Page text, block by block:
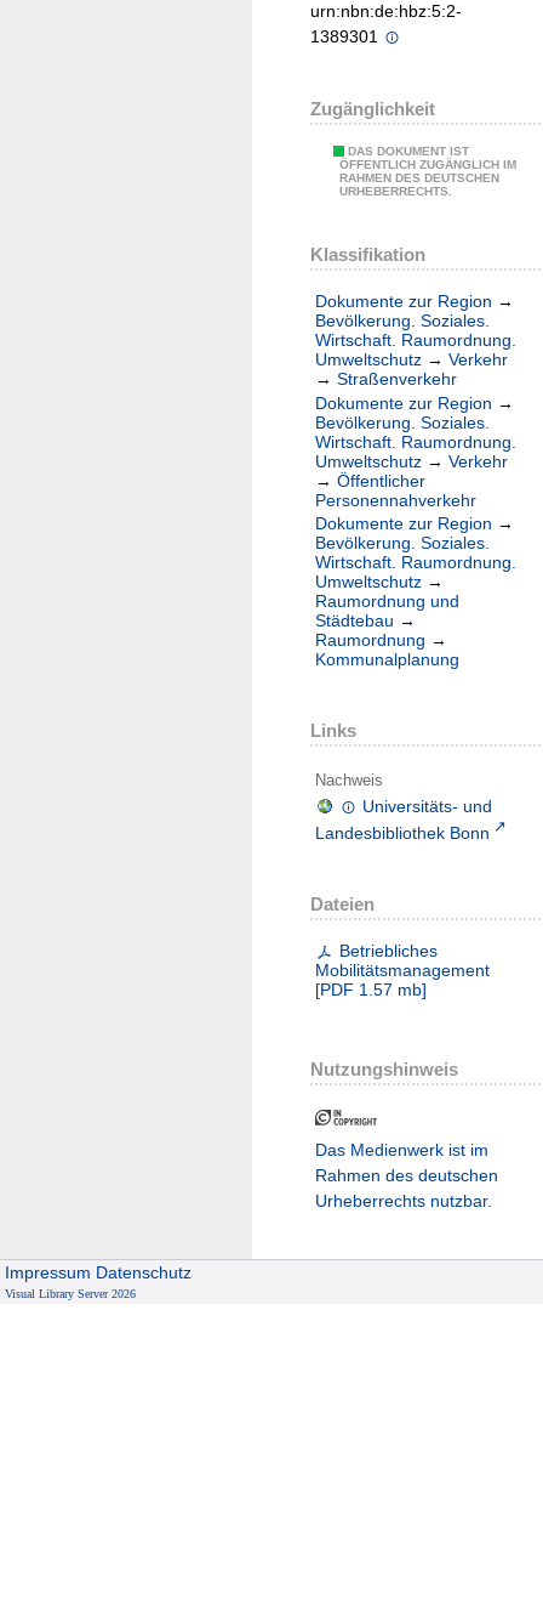
urn:nbn:de:hbz:5:2-
1389301
Zugänglichkeit
DAS DOKUMENT IST
ÖFFENTLICH ZUGÄNGLICH IM
RAHMEN DES DEUTSCHEN
URHEBERRECHTS.
Klassifikation
Dokumente zur Region →
Bevölkerung. Soziales.
Wirtschaft. Raumordnung.
Umweltschutz → Verkehr
→ Straßenverkehr
Dokumente zur Region →
Bevölkerung. Soziales.
Wirtschaft. Raumordnung.
Umweltschutz → Verkehr
→ Öffentlicher
Personennahverkehr
Dokumente zur Region →
Bevölkerung. Soziales.
Wirtschaft. Raumordnung.
Umweltschutz →
Raumordnung und
Städtebau →
Raumordnung →
Kommunalplanung
Links
Nachweis
Universitäts- und
Landesbibliothek Bonn
Dateien
Betriebliches
Mobilitätsmanagement
[PDF 1.57 mb]
Nutzungshinweis
Das Medienwerk ist im
Rahmen des deutschen
Urheberrechts nutzbar.
Impressum Datenschutz
Visual Library Server 2026